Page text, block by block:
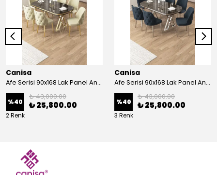
Canisa
Afe Serisi 90x168 Lak Panel Antrasit İroni Masa ve 6 Sandalye Gold Kaplama Ayak
%40
₺ 43,000.00
₺ 25,800.00
2 Renk
Canisa
Afe Serisi 90x168 Lak Panel Antrasit İroni Masa ve 6 Sandalye Krom Kaplama Ayak
%40
₺ 43,000.00
₺ 25,800.00
3 Renk